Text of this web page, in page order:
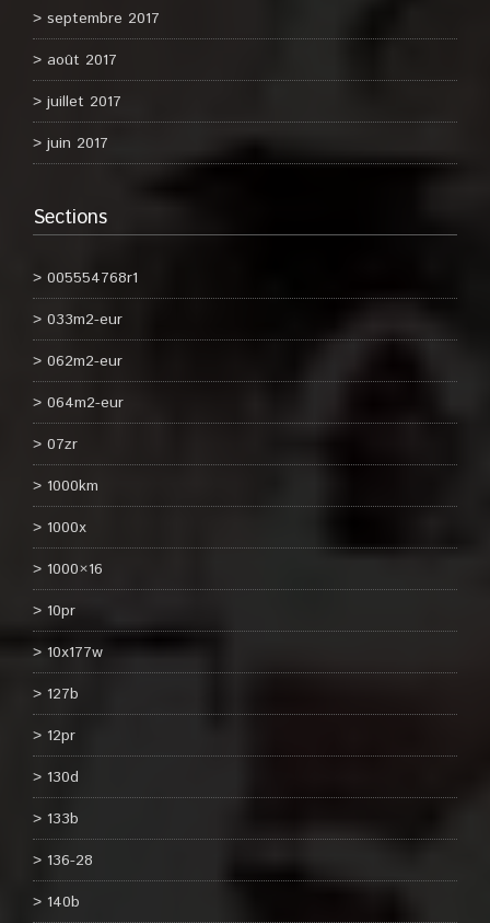
septembre 2017
août 2017
juillet 2017
juin 2017
Sections
005554768r1
033m2-eur
062m2-eur
064m2-eur
07zr
1000km
1000x
1000×16
10pr
10x177w
127b
12pr
130d
133b
136-28
140b